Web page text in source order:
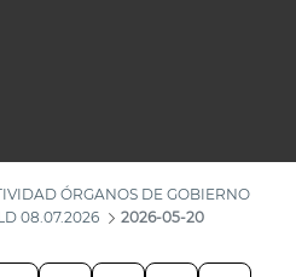
ÓRGANOS DE GOBIERNO
08.07.2026
2026-05-20